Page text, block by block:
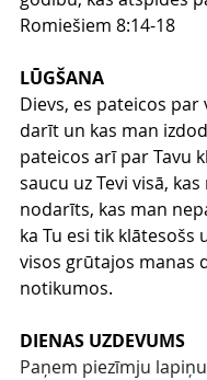
Romiešiem 8:14-18
LŪGŠANA
Dievs, es pateicos par
darīt un kas man
pateicos arī par Tavu
saucu uz Tevi visā,
nodarīts, kas man
ka Tu esi tik klātesošs
visos grūtajos manas
notikumos.
DIENAS UZDEVUMS
Paņem piezīmju